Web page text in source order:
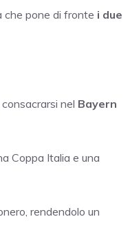
che pone di fronte i due
nel Bayern
Coppa Italia e una
rendendolo un